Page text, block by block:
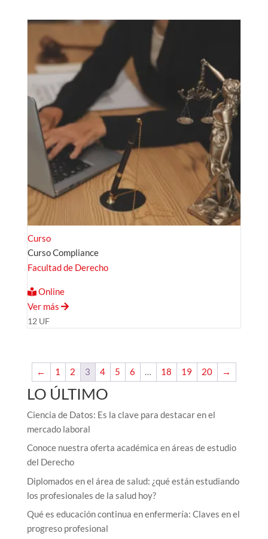
Curso
Curso Compliance
Facultad de Derecho
Online
Ver más
12 UF
← 1 2 3 4 5 6 … 18 19 20 →
LO ÚLTIMO
Ciencia de Datos: Es la clave para destacar en el
mercado laboral
Conoce nuestra oferta académica en áreas de estudio
del Derecho
Diplomados en el área de salud: ¿qué están estudiando
los profesionales de la salud hoy?
Qué es educación continua en enfermería: Claves en el
progreso profesional